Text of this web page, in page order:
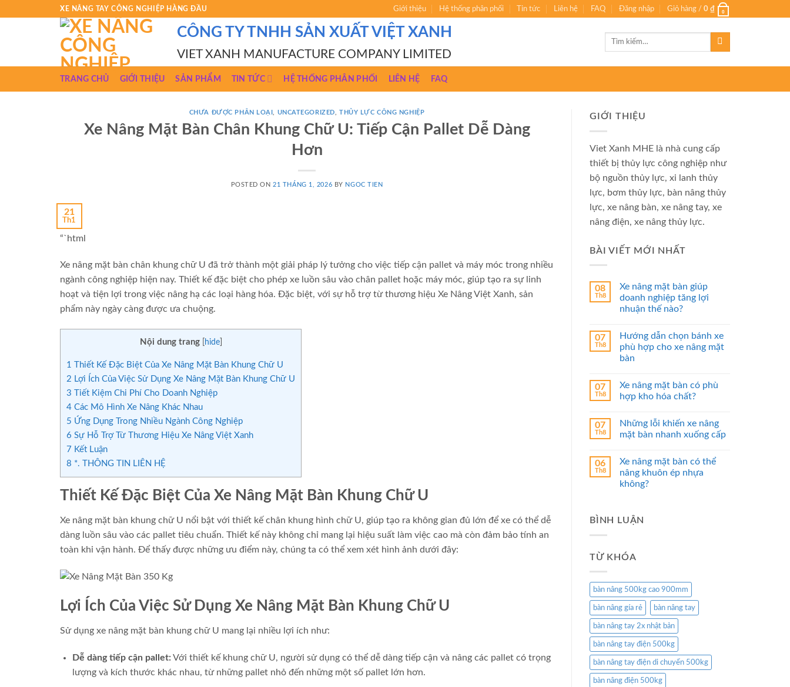
XE NÂNG TAY CÔNG NGHIỆP HÀNG ĐẦU Giới thiệu Hệ thống phân phối Tin tức Liên hệ FAQ Đăng nhập Giỏ hàng / 0 ₫ 0
CÔNG TY TNHH SẢN XUẤT VIỆT XANH
VIET XANH MANUFACTURE COMPANY LIMITED
Tìm
TRANG CHỦ GIỚI THIỆU SẢN PHẨM TIN TỨC HỆ THỐNG PHÂN PHỐI LIÊN HỆ FAQ
CHƯA ĐƯỢC PHÂN LOẠI UNCATEGORIZED THỦY LỰC CÔNG NGHIỆP
Xe Nâng Mặt Bàn Chân Khung Chữ U: Tiếp Cận Pallet Dễ Dàng
Hơn
POSTED ON 21 THÁNG 1, 2026 BY NGOC TIEN
21
Th1
“`html
Xe nâng mặt bàn chân khung chữ U đã trở thành một giải pháp lý tưởng cho việc tiếp cận pallet và máy móc trong nhiều
ngành công nghiệp hiện nay. Thiết kế đặc biệt cho phép xe luồn sâu vào chân pallet hoặc máy móc, giúp tạo ra sự linh
hoạt và tiện lợi trong việc nâng hạ các loại hàng hóa. Đặc biệt, với sự hỗ trợ từ thương hiệu Xe Nâng Việt Xanh, sản
phẩm này ngày càng được ưa chuộng.
Nội dung trang hide]
1 Thiết Kế Đặc Biệt Của Xe Nâng Mặt Bàn Khung Chữ U
2 Lợi Ích Của Việc Sử Dụng Xe Nâng Mặt Bàn Khung Chữ U
3 Tiết Kiệm Chi Phí Cho Doanh Nghiệp
4 Các Mô Hình Xe Nâng Khác Nhau
5 Ứng Dụng Trong Nhiều Ngành Công Nghiệp
6 Sự Hỗ Trợ Từ Thương Hiệu Xe Nâng Việt Xanh
7 Kết Luận
8 *. THÔNG TIN LIÊN HỆ
Thiết Kế Đặc Biệt Của Xe Nâng Mặt Bàn Khung Chữ U
Xe nâng mặt bàn khung chữ U nổi bật với thiết kế chân khung hình chữ U, giúp tạo ra không gian đủ lớn để xe có thể dễ
dàng luồn sâu vào các pallet tiêu chuẩn. Thiết kế này không chỉ mang lại hiệu suất làm việc cao mà còn đảm bảo tính an
toàn khi vận hành. Để thấy được những ưu điểm này, chúng ta có thể xem xét hình ảnh dưới đây:
Lợi Ích Của Việc Sử Dụng Xe Nâng Mặt Bàn Khung Chữ U
Sử dụng xe nâng mặt bàn khung chữ U mang lại nhiều lợi ích như:
Dễ dàng tiếp cận pallet: Với thiết kế khung chữ U, người sử dụng có thể dễ dàng tiếp cận và nâng các pallet có trọng
lượng và kích thước khác nhau, từ những pallet nhỏ đến những một số pallet lớn hơn.
GIỚI THIỆU
Viet Xanh MHE là nhà cung cấp
thiết bị thủy lực công nghiệp như
bộ nguồn thủy lực, xi lanh thủy
lực, bơm thủy lực, bàn nâng thủy
lực, xe nâng bàn, xe nâng tay, xe
nâng điện, xe nâng thủy lực.
BÀI VIẾT MỚI NHẤT
08
Th8
Xe nâng mặt bàn giúp
doanh nghiệp tăng lợi
nhuận thế nào?
07
Th8
Hướng dẫn chọn bánh xe
phù hợp cho xe nâng mặt
bàn
07
Th8
Xe nâng mặt bàn có phù
hợp kho hóa chất?
07
Th8
Những lỗi khiến xe nâng
mặt bàn nhanh xuống cấp
06
Th8
Xe nâng mặt bàn có thể
nâng khuôn ép nhựa
không?
BÌNH LUẬN
TỪ KHÓA
bàn nâng 500kg cao 900mm
bàn nâng gía rẻ bàn nâng tay
bàn nâng tay 2x nhật bản
bàn nâng tay điện 500kg
bàn nâng tay điện di chuyển 500kg
bàn nâng điện 500kg